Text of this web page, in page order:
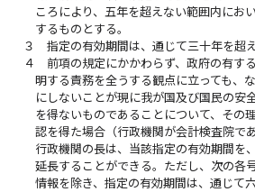
ころにより、五年を超えない範囲内にお
するものとする。
３
指定の有効期間は、通じて三十年を超
４
前項の規定にかかわらず、政府の有す
明する責務を全うする観点に立っても、
にしないことが現に我が国及び国民の安
を得ないものであることについて、その
認を得た場合（行政機関が会計検査院で
行政機関の長は、当該指定の有効期間を
延長することができる。ただし、次の各
情報を除き、指定の有効期間は、通じて